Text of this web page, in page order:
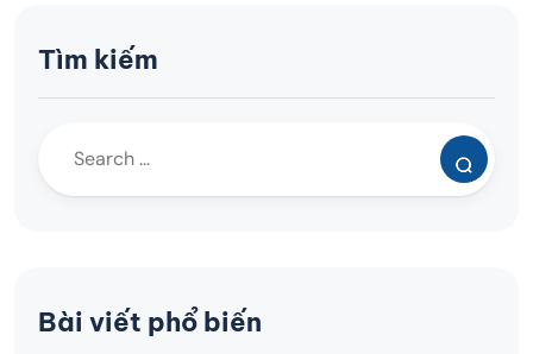
Tìm kiếm
Bài viết phổ biến